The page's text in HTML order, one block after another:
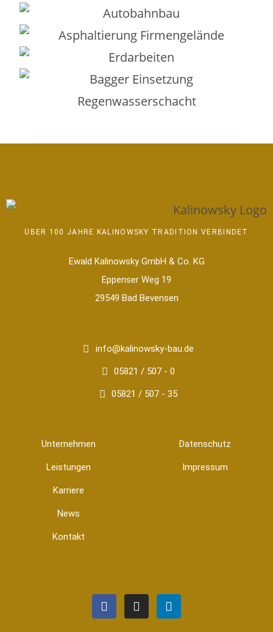
ÜBER 100 JAHRE KALINOWSKY TRADITION VERBINDET
Ewald Kalinowsky GmbH & Co. KG
Eppenser Weg 19
29549 Bad Bevensen
info@kalinowsky-bau.de
05821 / 507 - 0
05821 / 507 - 35
Unternehmen
Leistungen
Karriere
News
Kontakt
Datenschutz
Impressum